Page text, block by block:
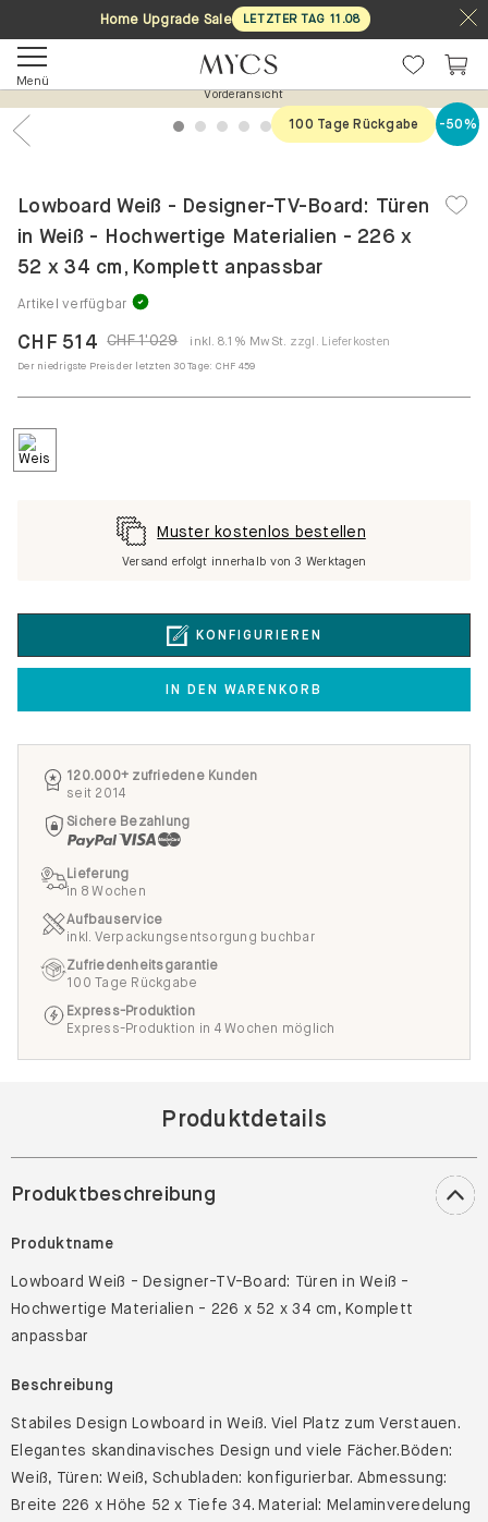
Home Upgrade Sale LETZTER TAG 11 .08
Menü
Vorderansicht
1 2 3 4 5 6 7
100 Tage Rückgabe -50%
Lowboard Weiß - Designer-TV-Board: Türen
in Weiß - Hochwertige Materialien - 226 x
52 x 34 cm, Komplett anpassbar
Artikel verfügbar
CHF 1'029
CHF 514 inkl. 8.1% MwSt. zzgl. Lieferkosten
Der niedrigste Preis der letzten 30 Tage: CHF 459
KONFIGURIEREN
IN DEN WARENKORB
Muster kostenlos bestellen
Versand erfolgt innerhalb von 3 Werktagen
120.000+ zufriedene Kunden
seit 2014
Sichere Bezahlung
Lieferung
in 8 Wochen
Aufbauservice
inkl. Verpackungsentsorgung buchbar
Zufriedenheitsgarantie
100 Tage Rückgabe
Express-Produktion
Express-Produktion in 4 Wochen möglich
Produktdetails
Produktbeschreibung
Produktname
Lowboard Weiß - Designer-TV-Board: Türen in Weiß -
Hochwertige Materialien - 226 x 52 x 34 cm, Komplett
anpassbar
Beschreibung
Stabiles Design Lowboard in Weiß. Viel Platz zum Verstauen.
Elegantes skandinavisches Design und viele Fächer.Böden:
Weiß, Türen: Weiß, Schubladen: konfigurierbar. Abmessung:
Breite 226 x Höhe 52 x Tiefe 34. Material: Melaminveredelung